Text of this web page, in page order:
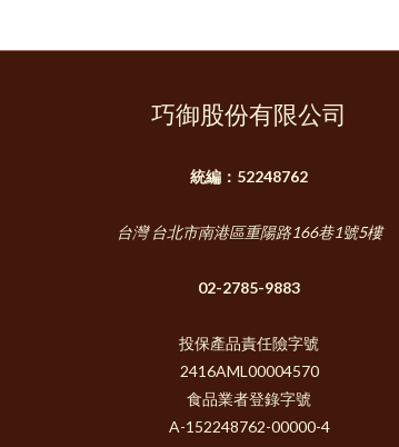
巧御股份有限公司
統編：52248762
台灣 台北市南港區重陽路166巷1號5樓
02-2785-9883
投保產品責任險字號
2416AML00004570
食品業者登錄字號
A-152248762-00000-4